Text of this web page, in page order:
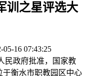
训之星评选大
05-16 07:43:25
民政府批准，国家教
衡水市职教园区中心